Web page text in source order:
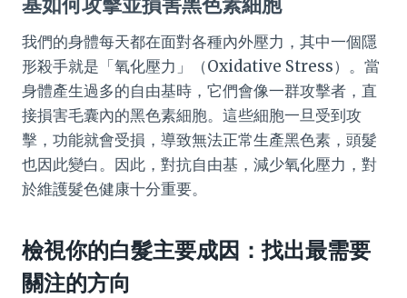
我們的身體每天都在面對各種內外壓力，其中一個隱
形殺手就是「氧化壓力」（Oxidative Stress）。當
身體產生過多的自由基時，它們會像一群攻擊者，直
接損害毛囊內的黑色素細胞。這些細胞一旦受到攻
擊，功能就會受損，導致無法正常生產黑色素，頭髮
也因此變白。因此，對抗自由基，減少氧化壓力，對
於維護髮色健康十分重要。
檢視你的白髮主要成因：找出最需要
關注的方向